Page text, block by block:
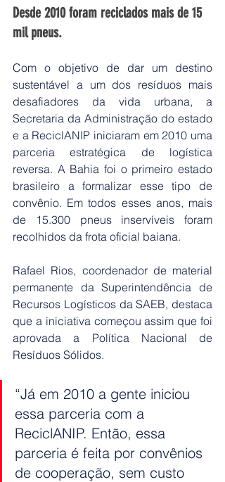
Desde 2010 foram reciclados mais de 15
mil pneus.
Com o objetivo de dar um destino
sustentável a um dos resíduos mais
desafiadores da vida urbana, a
Secretaria da Administração do estado
e a ReciclANIP iniciaram em 2010 uma
parceria estratégica de logística
reversa. A Bahia foi o primeiro estado
brasileiro a formalizar esse tipo de
convênio. Em todos esses anos, mais
de 15.300 pneus inservíveis foram
recolhidos da frota oficial baiana.
Rafael Rios, coordenador de material
permanente da Superintendência de
Recursos Logísticos da SAEB, destaca
que a iniciativa começou assim que foi
aprovada a Política Nacional de
Resíduos Sólidos.
“Já em 2010 a gente iniciou
essa parceria com a
ReciclANIP. Então, essa
parceria é feita por convênios
de cooperação, sem custo